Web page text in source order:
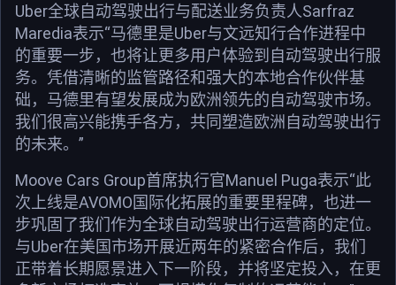
Uber全球自动驾驶出行与配送业务负责人Sarfraz
Maredia表示“马德里是Uber与文远知行合作进程中
的重要一步，也将让更多用户体验到自动驾驶出行服
务。凭借清晰的监管路径和强大的本地合作伙伴基
础，马德里有望发展成为欧洲领先的自动驾驶市场。
我们很高兴能携手各方，共同塑造欧洲自动驾驶出行
的未来。”
Moove Cars Group首席执行官Manuel Puga表示“此
次上线是AVOMO国际化拓展的重要里程碑，也进一
步巩固了我们作为全球自动驾驶出行运营商的定位。
与Uber在美国市场开展近两年的紧密合作后，我们
正带着长期愿景进入下一阶段，并将坚定投入，在更